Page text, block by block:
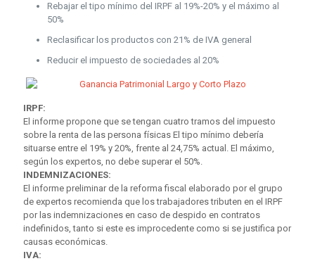
Rebajar el tipo mínimo del IRPF al 19%-20% y el máximo al
50%
Reclasificar los productos con 21% de IVA general
Reducir el impuesto de sociedades al 20%
IRPF:
El informe propone que se tengan cuatro tramos del impuesto
sobre la renta de las persona físicas El tipo mínimo debería
situarse entre el 19% y 20%, frente al 24,75% actual. El máximo,
según los expertos, no debe superar el 50%.
INDEMNIZACIONES:
El informe preliminar de la reforma fiscal elaborado por el grupo
de expertos recomienda que los trabajadores tributen en el IRPF
por las indemnizaciones en caso de despido en contratos
indefinidos, tanto si este es improcedente como si se justifica por
causas económicas.
IVA: